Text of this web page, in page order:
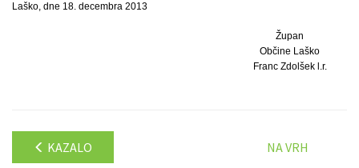
Laško, dne 18. decembra 2013
Župan
Občine Laško
Franc Zdolšek l.r.
KAZALO NA VRH